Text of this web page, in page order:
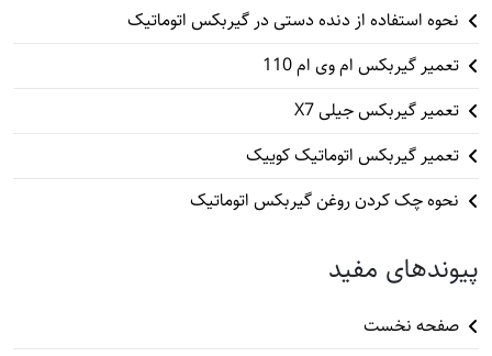
نحوه استفاده از دنده دستی در گیربکس اتوماتیک
تعمیر گیربکس ام وی ام 110
تعمیر گیربکس جیلی X7
تعمیر گیربکس اتوماتیک کوییک
نحوه چک کردن روغن گیربکس اتوماتیک
پیوندهای مفید
صفحه نخست